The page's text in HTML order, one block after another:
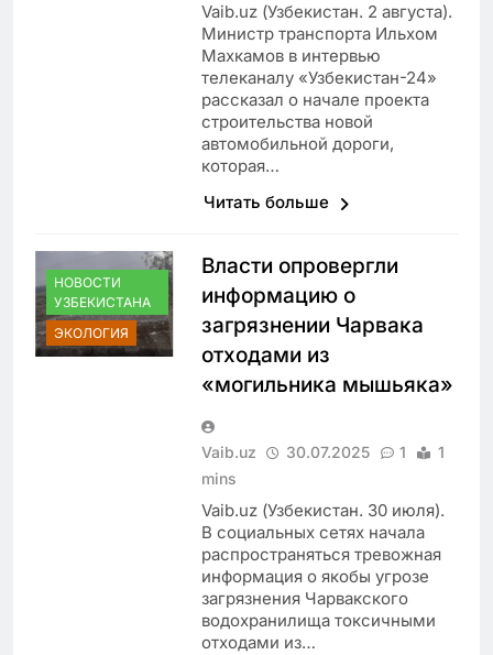
Vaib.uz (Узбекистан. 2 августа).
Министр транспорта Ильхом
Махкамов в интервью
телеканалу «Узбекистан-24»
рассказал о начале проекта
строительства новой
автомобильной дороги,
которая…
Читать больше
НОВОСТИ
УЗБЕКИСТАНА
ЭКОЛОГИЯ
Власти опровергли
информацию о
загрязнении Чарвака
отходами из
«могильника мышьяка»
Vaib.uz 30.07.2025 1
1
mins
Vaib.uz (Узбекистан. 30 июля).
В социальных сетях начала
распространяться тревожная
информация о якобы угрозе
загрязнения Чарвакского
водохранилища токсичными
отходами из…